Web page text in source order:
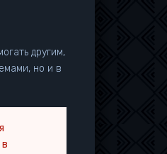
другим,
но и в